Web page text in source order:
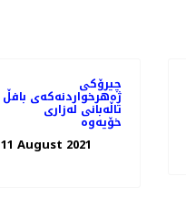
چیرۆكی
ژەهرخواردنەکەی بافڵ
تاڵەبانی لەزاری
خۆیەوە
11 August 2021